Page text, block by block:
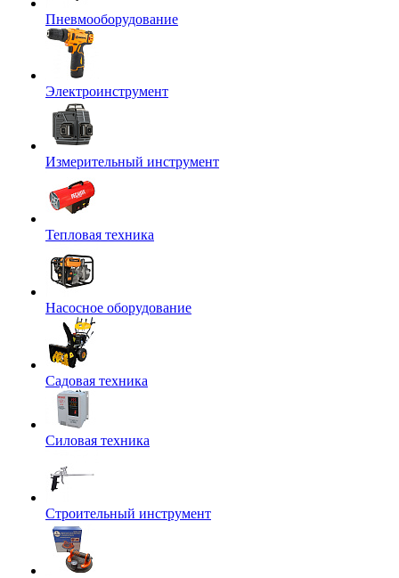
Пневмооборудование
Электроинструмент
Измерительный инструмент
Тепловая техника
Насосное оборудование
Садовая техника
Силовая техника
Строительный инструмент